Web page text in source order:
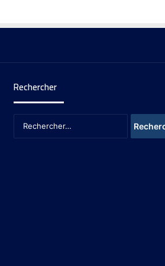
Rechercher